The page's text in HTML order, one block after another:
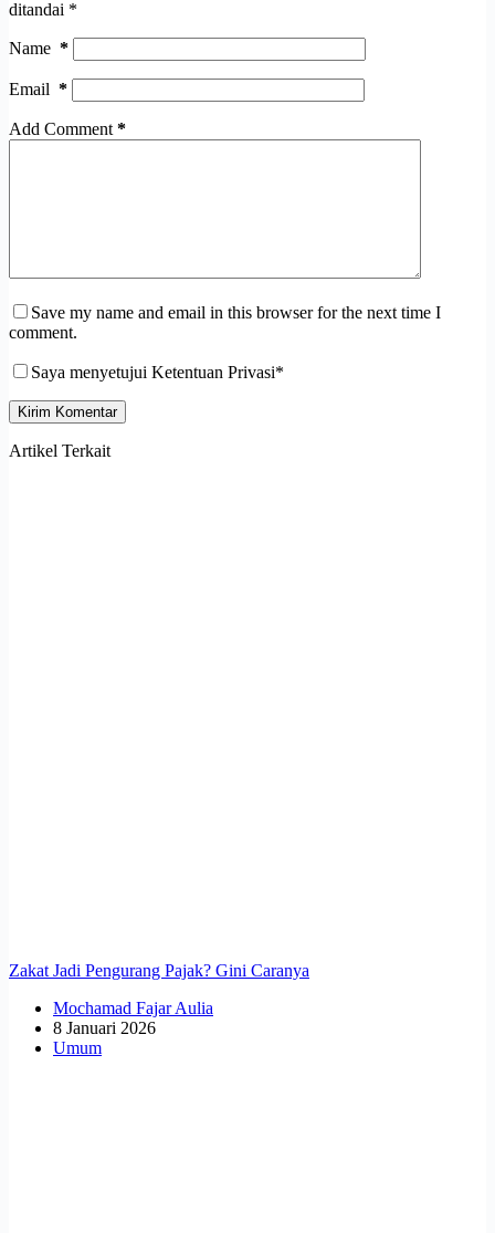
ditandai *
Name *
Email *
Add Comment *
Save my name and email in this browser for the next time I
comment.
Saya menyetujui Ketentuan Privasi*
Kirim Komentar
Artikel Terkait
Zakat Jadi Pengurang Pajak? Gini Caranya
Mochamad Fajar Aulia
8 Januari 2026
Umum